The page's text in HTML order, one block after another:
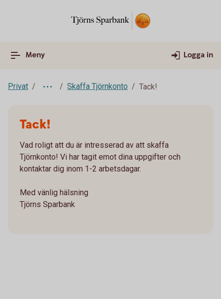
Meny Logga in
Privat Skaffa Tjörnkonto Tack!
Tack!
Vad roligt att du är intresserad av att skaffa
Tjörnkonto! Vi har tagit emot dina uppgifter och
kontaktar dig inom 1-2 arbetsdagar.
Med vänlig hälsning
Tjörns Sparbank